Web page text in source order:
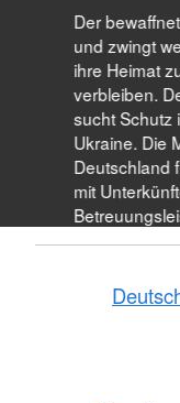
Der
und zwingt
ihre Heimat
verbleiben.
sucht Schutz
Ukraine. Die
Deutschland
mit